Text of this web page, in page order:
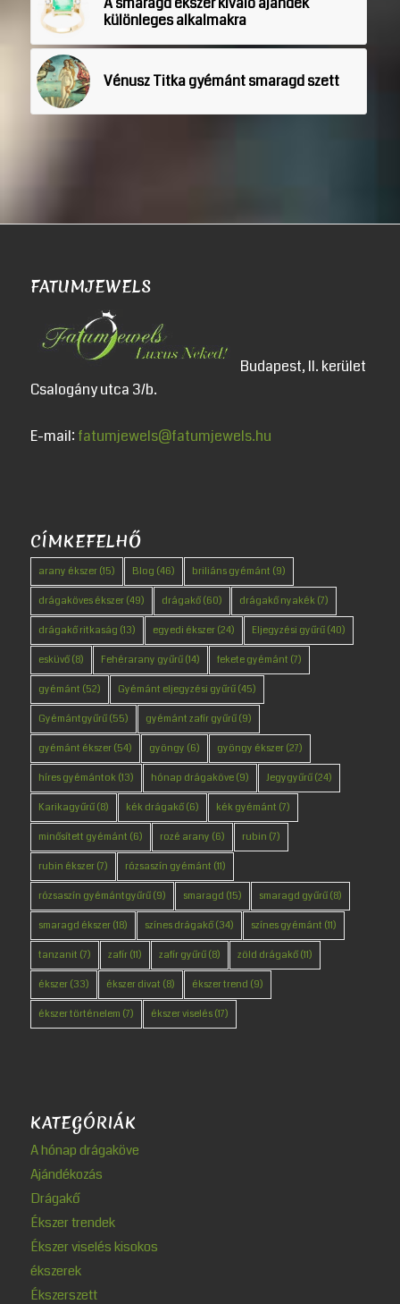
különleges alkalmakra
Vénusz Titka gyémánt smaragd szett
FATUMJEWELS
Budapest, II. kerület
Csalogány utca 3/b.
E-mail: fatumjewels@fatumjewels.hu
CÍMKEFELHŐ
arany ékszer(15) Blog (46) briliáns gyémánt (9)
drágaköves ékszer(49) drágakő(60) drágakő nyakék(7)
drágakő ritkaság (13) egyedi ékszer(24) Eljegyzési gyűrű(40)
esküvő(8) Fehérarany gyűrű(14) fekete gyémánt (7)
gyémánt (52) Gyémánt eljegyzési gyűrű(45)
Gyémántgyűrű(55) gyémánt zafír gyűrű(9)
gyémánt ékszer(54) gyöngy (6) gyöngy ékszer(27)
híres gyémántok(13) hónap drágaköve(9) Jegygyűrű(24)
Karikagyűrű(8) kék drágakő(6) kék gyémánt (7)
minősített gyémánt (6) rozé arany (6) rubin (7)
rubin ékszer(7) rózsaszín gyémánt (11)
rózsaszín gyémántgyűrű(9) smaragd (15) smaragd gyűrű(8)
smaragd ékszer(18) színes drágakő(34) színes gyémánt (11)
tanzanit (7) zafír(11) zafír gyűrű(8) zöld drágakő(11)
ékszer(33) ékszer divat (8) ékszer trend (9)
ékszer történelem (7) ékszer viselés(17)
KATEGÓRIÁK
A hónap drágaköve
Ajándékozás
Drágakő
Ékszer trendek
Ékszer viselés kisokos
ékszerek
Ékszerszett